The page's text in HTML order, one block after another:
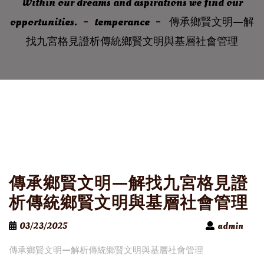
opportunities.
temperance
傳承鄉賢文明—解
找九宮格見證析傳統鄉賢文明與基層社會管理
傳承鄉賢文明—解找九宮格見證
析傳統鄉賢文明與基層社會管理
03/23/2025
admin
傳承鄉賢文明—解析傳統鄉賢文明與基層社會管理